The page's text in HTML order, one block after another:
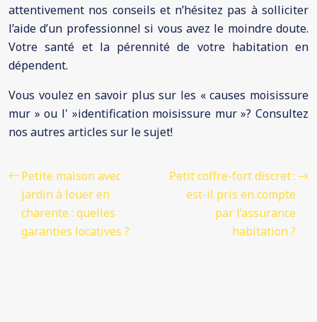
attentivement nos conseils et n’hésitez pas à solliciter
l’aide d’un professionnel si vous avez le moindre doute.
Votre santé et la pérennité de votre habitation en
dépendent.
Vous voulez en savoir plus sur les « causes moisissure
mur » ou l' »identification moisissure mur »? Consultez
nos autres articles sur le sujet!
Petite maison avec
jardin à louer en
charente : quelles
garanties locatives ?
Petit coffre-fort discret :
est-il pris en compte
par l’assurance
habitation ?